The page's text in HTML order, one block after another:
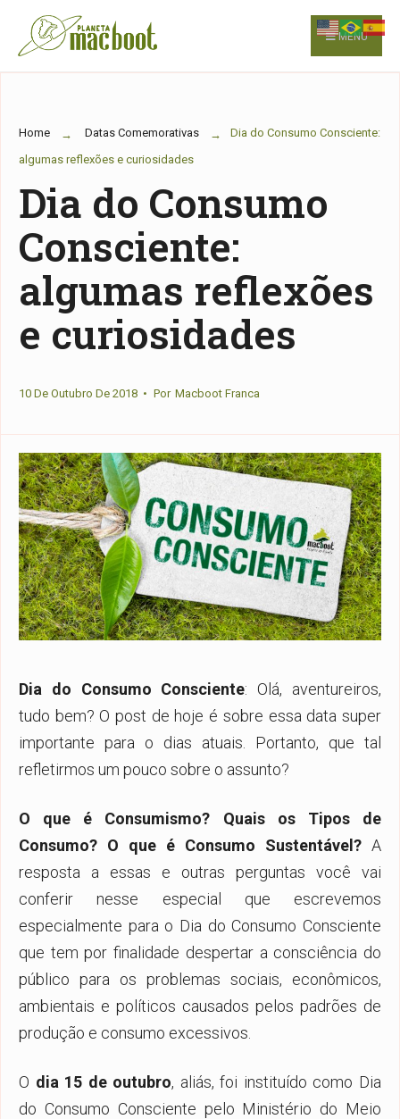
Skip
to
MENU
Home Datas Comemorativas
Dia do Consumo Consciente:
algumas reflexões e curiosidades
Dia do Consumo
Consciente:
algumas reflexões
e curiosidades
10 De Outubro De 2018 • Por Macboot Franca
Dia do Consumo Consciente: Olá, aventureiros,
tudo bem? O post de hoje é sobre essa data super
importante para o dias atuais. Portanto, que tal
refletirmos um pouco sobre o assunto?
O que é Consumismo? Quais os Tipos de
Consumo? O que é Consumo Sustentável? A
resposta a essas e outras perguntas você vai
conferir nesse especial que escrevemos
especialmente para o Dia do Consumo Consciente
que tem por finalidade despertar a consciência do
público para os problemas sociais, econômicos,
ambientais e políticos causados pelos padrões de
produção e consumo excessivos.
O dia 15 de outubro, aliás, foi instituído como Dia
do Consumo Consciente pelo Ministério do Meio